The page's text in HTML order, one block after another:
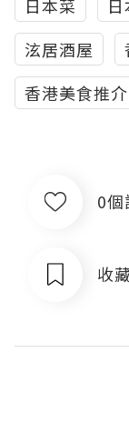
日本菜
泫居酒屋
香港美食推介
0個
收